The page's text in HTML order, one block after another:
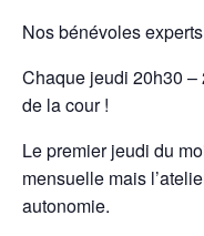
Nos bénévoles
Chaque jeudi 20h30 –
de la cour !
Le premier jeudi du
mensuelle mais
autonomie.